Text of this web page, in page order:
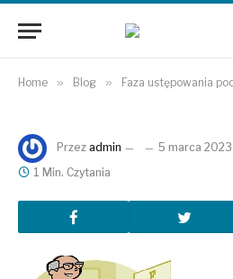
Home » Blog » Faza ustępowania
Przez admin 5 marca 2023
1 Min. Czytania